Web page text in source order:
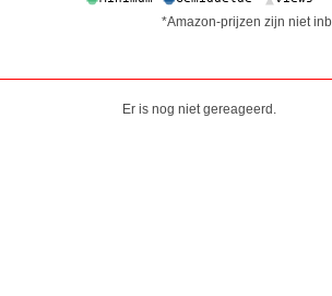
*Amazon-prijzen zijn niet
Er is nog niet gereageerd.